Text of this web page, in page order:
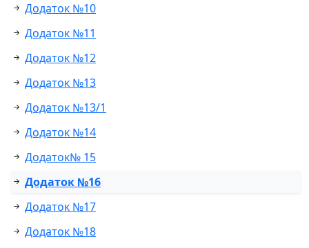
Додаток №10
Додаток №11
Додаток №12
Додаток №13
Додаток №13/1
Додаток №14
Додаток№ 15
Додаток №16
Додаток №17
Додаток №18